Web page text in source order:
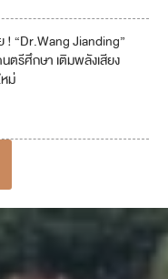
! “Dr.Wang Jianding”
ตรีศึกษา เติมพลังเสียง
ม่